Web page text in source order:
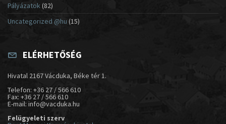
Pályázatok (82)
Uncategorized @hu (15)
ELÉRHETŐSÉG
Hivatal 2167 Vácduka, Béke tér 1.
Telefon: +36 27 / 566 610
Fax: +36 27 / 566 610
E-mail: info@vacduka.hu
Felügyeleti szerv